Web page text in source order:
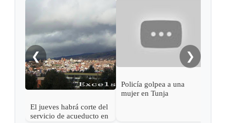
❮
El jueves habrá corte del
servicio de acueducto en
Policía golpea a una
mujer en Tunja
❯